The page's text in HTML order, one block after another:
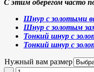
С этим оберегом часто
Шнур с золотыми
Шнур с золотым
Тонкий шнур с
Тонкий шнур с
Нужный вам размер